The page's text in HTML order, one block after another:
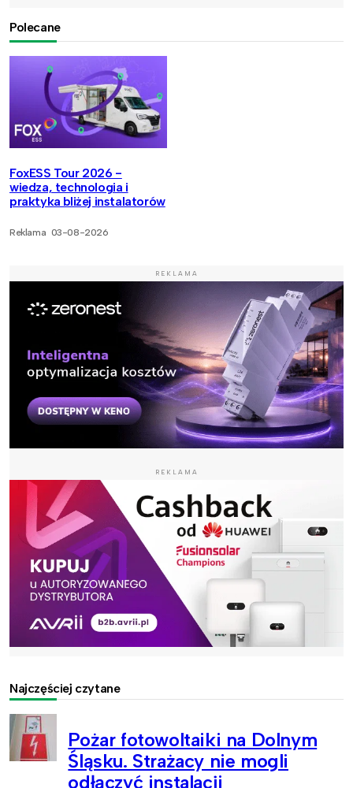
Polecane
FoxESS Tour 2026 -
wiedza, technologia i
praktyka bliżej instalatorów
Reklama 03-08-2026
REKLAMA
REKLAMA
Najczęściej czytane
Pożar fotowoltaiki na Dolnym
Śląsku. Strażacy nie mogli
odłączyć instalacji